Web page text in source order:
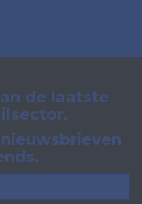
de laatste